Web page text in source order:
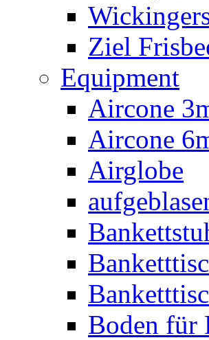
Ziel
Equipment
Aircone
Aircone
Airglobe
Boden für